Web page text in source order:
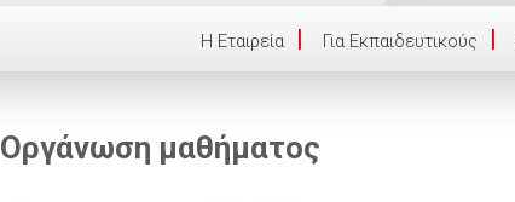
Η Eταιρεία Για Εκπαιδευτικούς
Οργάνωση μαθήματος